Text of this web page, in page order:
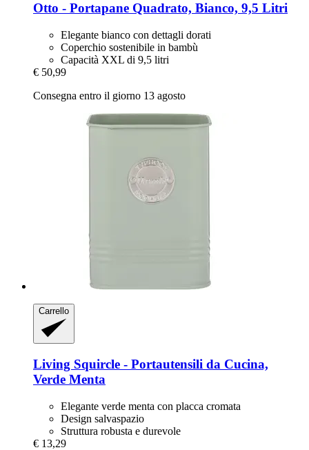
Otto -​ Portapane Quadrato, Bianco, 9,5 Litri
Elegante bianco con dettagli dorati
Coperchio sostenibile in bambù
Capacità XXL di 9,5 litri
€ 50,99
Consegna entro il giorno 13 agosto
Carrello
Living Squircle -​ Portautensili da Cucina,
Verde Menta
Elegante verde menta con placca cromata
Design salvaspazio
Struttura robusta e durevole
€ 13,29